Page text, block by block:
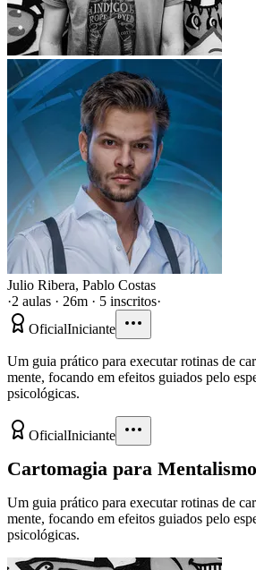
Julio Ribera, Pablo Costas
·2 aulas · 26m · 5 inscritos·
OficialIniciante
Um guia prático para executar rotinas de
mente, focando em efeitos guiados pelo
psicológicas.
OficialIniciante
Cartomagia para Mentalismo
Um guia prático para executar rotinas de
mente, focando em efeitos guiados pelo
psicológicas.